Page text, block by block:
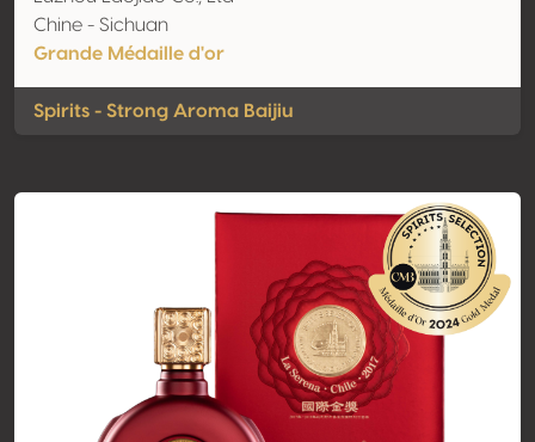
Chine - Sichuan
Grande Médaille d'or
Spirits - Strong Aroma Baijiu